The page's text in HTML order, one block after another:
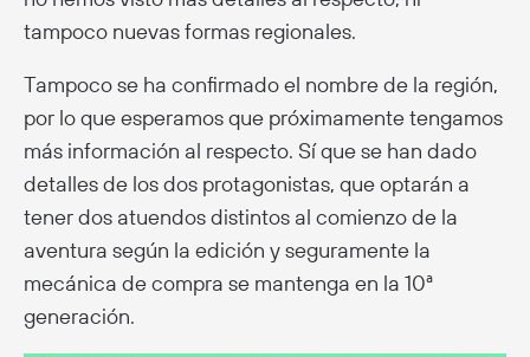
tampoco nuevas formas regionales.
Tampoco se ha confirmado el nombre de la región,
por lo que esperamos que próximamente tengamos
más información al respecto. Sí que se han dado
detalles de los dos protagonistas, que optarán a
tener dos atuendos distintos al comienzo de la
aventura según la edición y seguramente la
mecánica de compra se mantenga en la 10ª
generación.